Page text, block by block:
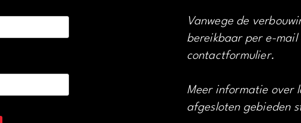
Vanwege de
bereikbaar per e-
contactformulier.
Meer informatie over
afgesloten gebieden